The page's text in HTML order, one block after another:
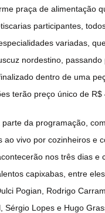
praça de alimentação
participantes,
variadas,
nordestino, passando
dentro de uma
terão preço único de R$
da programação,
ao vivo por cozinheiros e
nos três dias e
capixabas, entre
Pogian, Rodrigo
Sérgio Lopes e Hugo